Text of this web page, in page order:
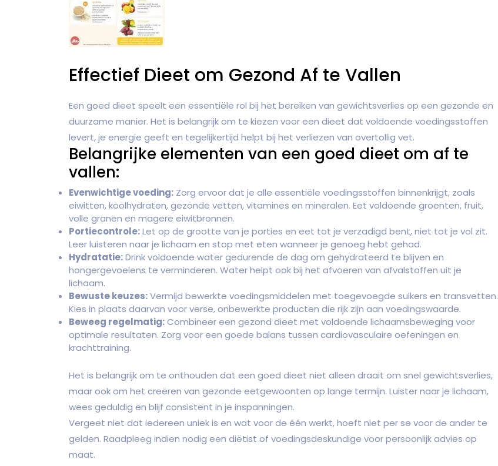
Effectief Dieet om Gezond Af te Vallen
Een goed dieet speelt een essentiële rol bij het bereiken van gewichtsverlies op een gezonde en
duurzame manier. Het is belangrijk om te kiezen voor een dieet dat voldoende voedingsstoffen
levert, je energie geeft en tegelijkertijd helpt bij het verliezen van overtollig vet.
Belangrijke elementen van een goed dieet om af te
vallen:
Evenwichtige voeding: Zorg ervoor dat je alle essentiële voedingsstoffen binnenkrijgt, zoals
eiwitten, koolhydraten, gezonde vetten, vitamines en mineralen. Eet voldoende groenten, fruit,
volle granen en magere eiwitbronnen.
Portiecontrole:Let op de grootte van je porties en eet tot je verzadigd bent, niet tot je vol zit.
Leer luisteren naar je lichaam en stop met eten wanneer je genoeg hebt gehad.
Hydratatie:Drink voldoende water gedurende de dag om gehydrateerd te blijven en
hongergevoelens te verminderen. Water helpt ook bij het afvoeren van afvalstoffen uit je
lichaam.
Bewuste keuzes:Vermijd bewerkte voedingsmiddelen met toegevoegde suikers en transvetten.
Kies in plaats daarvan voor verse, onbewerkte producten die rijk zijn aan voedingswaarde.
Beweeg regelmatig:Combineer een gezond dieet met voldoende lichaamsbeweging voor
optimale resultaten. Zorg voor een goede balans tussen cardiovasculaire oefeningen en
krachttraining.
Het is belangrijk om te onthouden dat een goed dieet niet alleen draait om snel gewichtsverlies,
maar ook om het creëren van gezonde eetgewoonten op lange termijn. Luister naar je lichaam,
wees geduldig en blijf consistent in je inspanningen.
Vergeet niet dat iedereen uniek is en wat voor de één werkt, hoeft niet per se voor de ander te
gelden. Raadpleeg indien nodig een diëtist of voedingsdeskundige voor persoonlijk advies op
maat.